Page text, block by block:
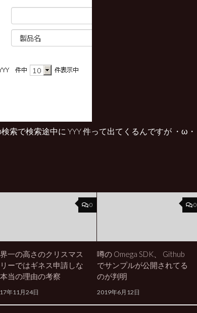
索で検索途中に YYY 件って出てくるんですが ・ω・
0
一の高さのクリスマス
ーではギネス申請しな
当の理由の考察
年11月24日
0
噂の Omega SDK、 Github
でサンプルが公開されてる
のが判明
2019年6月12日